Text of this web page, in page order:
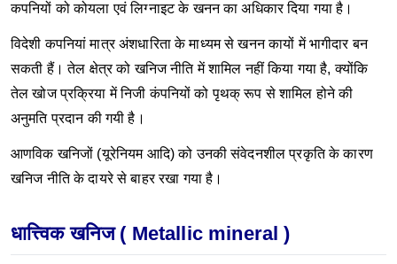
कपनियों को कोयला एवं लिग्नाइट के खनन का अधिकार दिया गया है।
विदेशी कपनियां मात्र अंशधारिता के माध्यम से खनन कायों में भागीदार बन
सकती हैं। तेल क्षेत्र को खनिज नीति में शामिल नहीं किया गया है, क्योंकि
तेल खोज प्रक्रिया में निजी कंपनियों को पृथक् रूप से शामिल होने की
अनुमति प्रदान की गयी है।
आणविक खनिजों (यूरेनियम आदि) को उनकी संवेदनशील प्रकृति के कारण
खनिज नीति के दायरे से बाहर रखा गया है।
धात्त्विक खनिज ( Metallic mineral )